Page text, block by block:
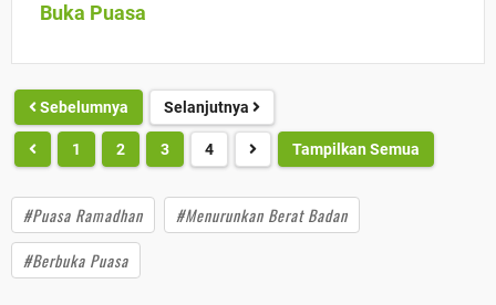
Buka Puasa
Sebelumnya Selanjutnya
1 2 3 4 Tampilkan Semua
#Puasa Ramadhan
#Menurunkan Berat Badan
#Berbuka Puasa